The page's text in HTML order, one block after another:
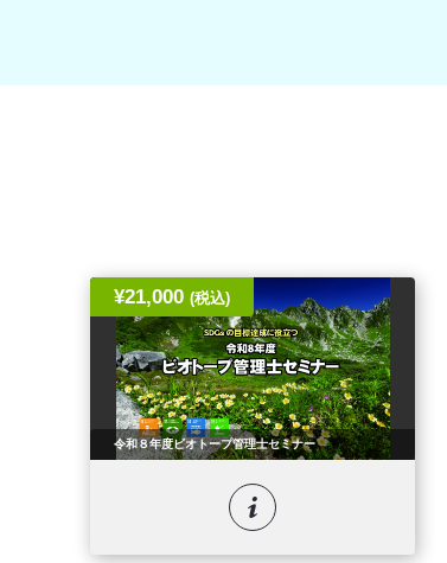
¥21,000(税込)
令和８年度ビオトープ管理士セミナー